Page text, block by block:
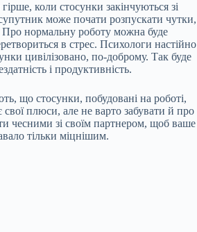
коли стосунки закінчуються зі
може почати розпускати чутки,
Про нормальну роботу можна буде
в стрес. Психологи настійно
цивілізовано, по-доброму. Так буде
і продуктивність.
що стосунки, побудовані на роботі,
плюси, але не варто забувати й про
чесними зі своїм партнером, щоб ваше
тільки міцнішим.